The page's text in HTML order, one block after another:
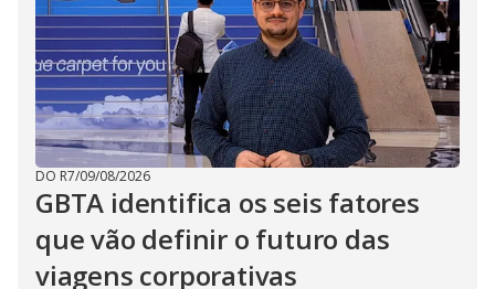
DO R7/09/08/2026
GBTA identifica os seis fatores
que vão definir o futuro das
viagens corporativas